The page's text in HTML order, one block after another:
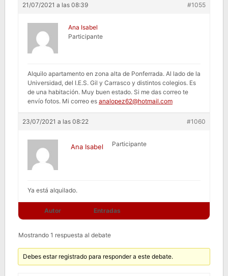
21/07/2021 a las 08:39 #1055
Ana Isabel
Participante
Alquilo apartamento en zona alta de Ponferrada. Al lado de la
Universidad, del I.E.S. Gil y Carrasco y distintos colegios. Es
de una habitación. Muy buen estado. Si me das correo te
envío fotos. Mi correo es analopez62@hotmail.com
23/07/2021 a las 08:22 #1060
Ana Isabel Participante
Ya está alquilado.
Autor Entradas
Mostrando 1 respuesta al debate
Debes estar registrado para responder a este debate.